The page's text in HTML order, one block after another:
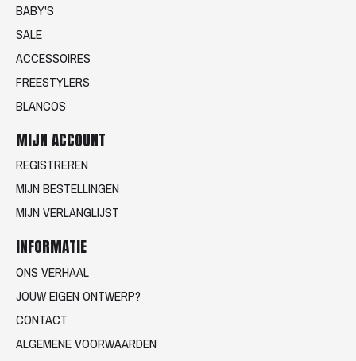
BABY'S
SALE
ACCESSOIRES
FREESTYLERS
BLANCOS
MIJN ACCOUNT
REGISTREREN
MIJN BESTELLINGEN
MIJN VERLANGLIJST
INFORMATIE
ONS VERHAAL
JOUW EIGEN ONTWERP?
CONTACT
ALGEMENE VOORWAARDEN